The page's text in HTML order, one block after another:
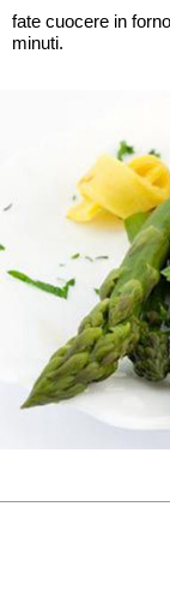
fate cuocere in
minuti.